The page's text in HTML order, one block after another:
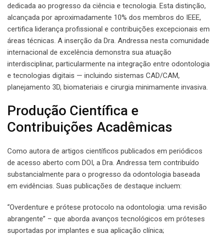
dedicada ao progresso da ciência e tecnologia. Esta distinção,
alcançada por aproximadamente 10% dos membros do IEEE,
certifica liderança profissional e contribuições excepcionais em
áreas técnicas. A inserção da Dra. Andressa nesta comunidade
internacional de excelência demonstra sua atuação
interdisciplinar, particularmente na integração entre odontologia
e tecnologias digitais — incluindo sistemas CAD/CAM,
planejamento 3D, biomateriais e cirurgia minimamente invasiva.
Produção Científica e
Contribuições Acadêmicas
Como autora de artigos científicos publicados em periódicos
de acesso aberto com DOI, a Dra. Andressa tem contribuído
substancialmente para o progresso da odontologia baseada
em evidências. Suas publicações de destaque incluem:
“Overdenture e prótese protocolo na odontologia: uma revisão
abrangente” – que aborda avanços tecnológicos em próteses
suportadas por implantes e sua aplicação clínica;